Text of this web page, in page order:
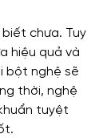
chưa. Tuy
hiệu quả và
bột nghệ sẽ
thời, nghệ
tuyệt